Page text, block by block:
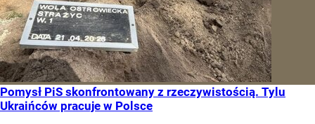
Pomysł PiS skonfrontowany z rzeczywistością. Tylu
Ukraińców pracuje w Polsce